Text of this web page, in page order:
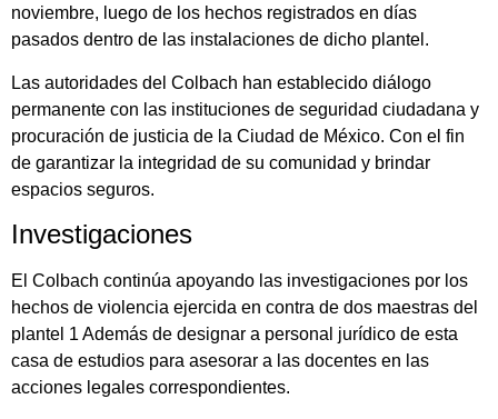
noviembre, luego de los hechos registrados en días
pasados dentro de las instalaciones de dicho plantel.
Las autoridades del Colbach han establecido diálogo
permanente con las instituciones de seguridad ciudadana y
procuración de justicia de la Ciudad de México. Con el fin
de garantizar la integridad de su comunidad y brindar
espacios seguros.
Investigaciones
El Colbach continúa apoyando las investigaciones por los
hechos de violencia ejercida en contra de dos maestras del
plantel 1 Además de designar a personal jurídico de esta
casa de estudios para asesorar a las docentes en las
acciones legales correspondientes.